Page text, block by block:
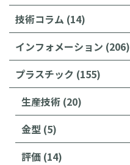
技術コラム (14)
インフォメーション (206)
プラスチック (155)
生産技術 (20)
金型 (5)
評価 (14)